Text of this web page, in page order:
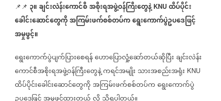
📌📌 ၃။ချင်းလဲန်းကောင်စီအစိုးရအဖွဲ့ဝန်ကြီးတွေနဲ့ KNU ထိပ်ပိုင်း
ခေါင်းဆောင်တွေကိုအကြမ်းဖက်စစ်တပ်ကရွေးကောက်ပွဲဥပဒေဖြင့်
အမှုဖွင့်။
ရွေးကောက်ပွဲပျက်ပြားစေရန်ဟောပြောလှုံ့ဆော်တယ်ဆိုပြီးချင်းလဲန်း
ကောင်စီအစိုးရအဖွဲ့ဝန်ကြီးတွေနဲ့ကရင်အမျိုး သားအစည်းအရုံး KNU
ထိပ်ပိုင်းခေါင်းဆောင်တွေကိုအကြမ်းဖက်စစ်တပ်ကရွေးကောက်ပွဲ